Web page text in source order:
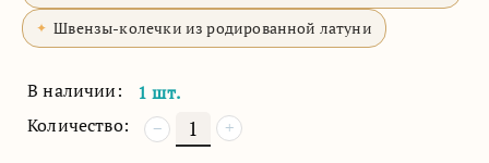
Швензы-колечки из родированной латуни
В наличии:
1 шт.
Количество:
+
−